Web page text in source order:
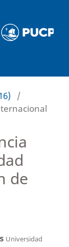
/
de
Universidad